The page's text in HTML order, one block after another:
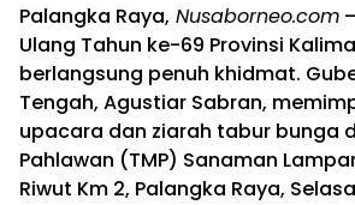
Palangka Raya, Nusaborneo.com
Ulang Tahun ke-69 Provinsi
berlangsung penuh khidmat.
Tengah, Agustiar Sabran,
upacara dan ziarah tabur bunga
Pahlawan (TMP) Sanaman
Riwut Km 2, Palangka Raya,